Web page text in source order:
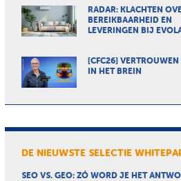
RADAR: KLACHTEN
BEREIKBAARHEID EN
LEVERINGEN BIJ
[CFC26]
IN HET BREIN
DE NIEUWSTE SELECTIE
SEO VS. GEO: ZÓ WORD JE HET